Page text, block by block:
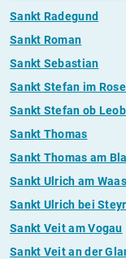
Sankt Radegund
Sankt Roman
Sankt Sebastian
Sankt Stefan im
Sankt Stefan ob
Sankt Thomas
Sankt Thomas am
Sankt Ulrich am
Sankt Ulrich bei Steyr
Sankt Veit am Vogau
Sankt Veit an der